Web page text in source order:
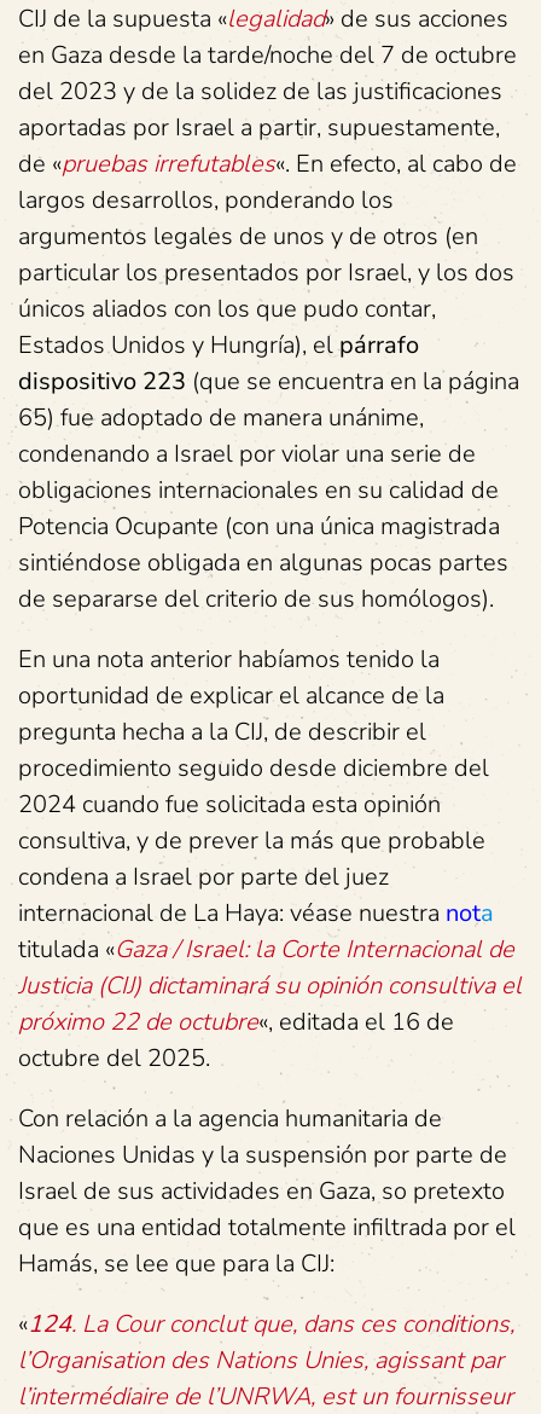
CIJ de la supuesta «legalidad» de sus acciones
en Gaza desde la tarde/noche del 7 de octubre
del 2023 y de la solidez de las justificaciones
aportadas por Israel a partir, supuestamente,
de «pruebas irrefutables«. En efecto, al cabo de
largos desarrollos, ponderando los
argumentos legales de unos y de otros (en
particular los presentados por Israel, y los dos
únicos aliados con los que pudo contar,
Estados Unidos y Hungría), elpárrafo
dispositivo 223 (que se encuentra en la página
65) fue adoptado de manera unánime,
condenando a Israel por violar una serie de
obligaciones internacionales en su calidad de
Potencia Ocupante (con una única magistrada
sintiéndose obligada en algunas pocas partes
de separarse del criterio de sus homólogos).
En una nota anterior habíamos tenido la
oportunidad de explicar el alcance de la
pregunta hecha a la CIJ, de describir el
procedimiento seguido desde diciembre del
2024 cuando fue solicitada esta opinión
consultiva, y de prever la más que probable
condena a Israel por parte del juez
internacional de La Haya: véase nuestra nota
titulada «Gaza / Israel: la Corte Internacional de
Justicia (CIJ) dictaminará su opinión consultiva el
próximo 22 de octubre«, editada el 16 de
octubre del 2025.
Con relación a la agencia humanitaria de
Naciones Unidas y la suspensión por parte de
Israel de sus actividades en Gaza, so pretexto
que es una entidad totalmente infiltrada por el
Hamás, se lee que para la CIJ:
«124. La Cour conclut que, dans ces conditions,
l’Organisation des Nations Unies, agissant par
l’intermédiaire de l’UNRWA, est un fournisseur